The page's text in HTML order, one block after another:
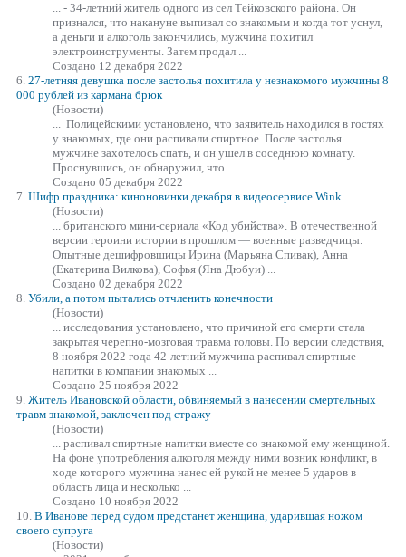
... - 34-летний житель одного из сел Тейковского района. Он
признался, что накануне выпивал со знакомым и когда тот уснул,
а деньги и алкоголь закончились, мужчина похитил
электроинструменты. Затем продал ...
Создано 12 декабря 2022
6. 27-летняя девушка после застолья похитила у незнакомого мужчины 8
000 рублей из кармана брюк
(Новости)
... Полицейскими установлено, что заявитель находился в гостях
у знакомых, где они распивали спиртное. После застолья
мужчине захотелось спать, и он ушел в соседнюю комнату.
Проснувшись, он обнаружил, что ...
Создано 05 декабря 2022
7. Шифр праздника: киноновинки декабря в видеосервисе Wink
(Новости)
... британского мини-сериала «Код убийства». В отечественной
версии героини истории в прошлом — военные разведчицы.
Опытные дешифровшицы Ирина (Марьяна Спивак), Анна
(Екатерина Вилкова), Софья (Яна Дюбуи) ...
Создано 02 декабря 2022
8. Убили, а потом пытались отчленить конечности
(Новости)
... исследования установлено, что причиной его смерти стала
закрытая черепно-мозговая травма головы. По версии следствия,
8 ноября 2022 года 42-летний мужчина распивал спиртные
напитки в компании знакомых ...
Создано 25 ноября 2022
9. Житель Ивановской области, обвиняемый в нанесении смертельных
травм знакомой, заключен под стражу
(Новости)
... распивал спиртные напитки вместе со знакомой ему женщиной.
На фоне употребления алкоголя между ними возник конфликт, в
ходе которого мужчина нанес ей рукой не менее 5 ударов в
область лица и несколько ...
Создано 10 ноября 2022
10. В Иванове перед судом предстанет женщина, ударившая ножом
своего супруга
(Новости)